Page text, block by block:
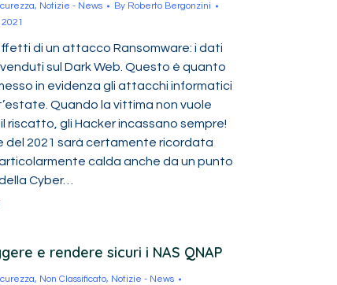
, Notizie - News By Roberto Bergonzini
di un attacco Ransomware: i dati
sul Dark Web. Questo è quanto
in evidenza gli attacchi informatici
Quando la vittima non vuole
riscatto, gli Hacker incassano sempre!
del 2021 sarà certamente ricordata
calda anche da un punto
Cyber…
e rendere sicuri i NAS QNAP
, Non Classificato, Notizie - News